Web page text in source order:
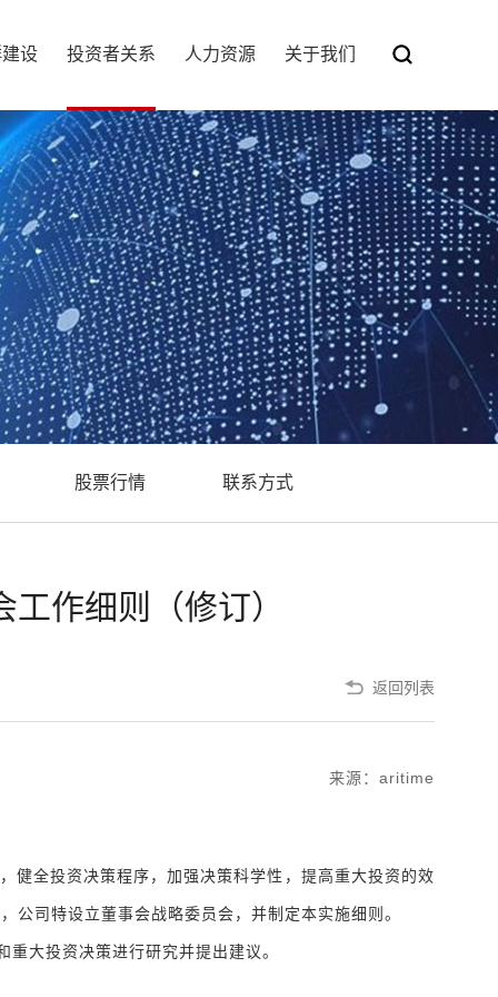
设 投资者关系 人力资源 关于我们
股票行情 联系方式
作细则（修订）
返回列表
来源：aritime
全投资决策程序，加强决策科学性，提高重大投资的效
司特设立董事会战略委员会，并制定本实施细则。
大投资决策进行研究并提出建议。